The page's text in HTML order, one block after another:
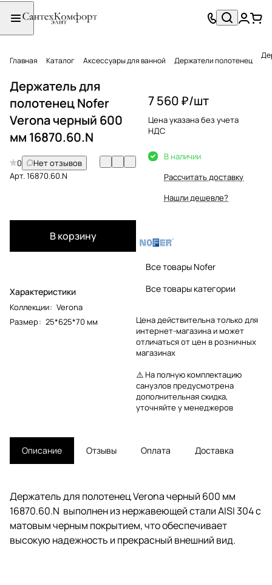
Главная Каталог Аксессуары для ванной Держатели полотенец
Держатель для
полотенец Nofer
Verona черный 600
мм 16870.60.N
0
Нет отзывов
Арт.16870.60.N
В корзину
Характеристики
Коллекции: Verona
Размер: 25*625*70 мм
7 560 ₽/шт
Цена указана без учета
НДС
В наличии
Рассчитать доставку
Нашли дешевле?
Все товары Nofer
Все товары категории
Цена действительна только для
интернет-магазина и может
отличаться от цен в розничных
магазинах
⚠️ На полную комплектацию
санузлов предусмотрена
дополнительная скидка,
уточняйте у менеджеров
Описание Отзывы Оплата Доставка
Держатель для полотенец Verona черный 600 мм
16870.60.N выполнен из нержавеющей стали AISI 304 с
матовым черным покрытием, что обеспечивает
высокую надежность и прекрасный внешний вид.